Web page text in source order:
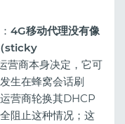
4G移动代理没有像
sticky
营商本身决定，它可
生在蜂窝会话刷
营商轮换其DHCP
阻止这种情况；这